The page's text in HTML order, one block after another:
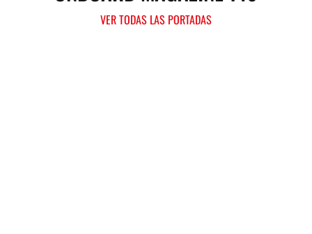
VER TODAS LAS PORTADAS